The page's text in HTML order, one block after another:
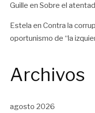
Guille en Sobre el
Estela en Contra la
oportunismo de “la
Archivos
agosto 2026